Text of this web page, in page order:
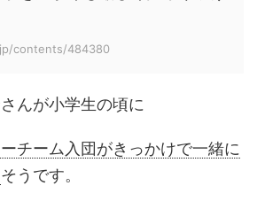
contents/484380
んが小学生の頃に
チーム入団がきっかけで一緒に
そうです。